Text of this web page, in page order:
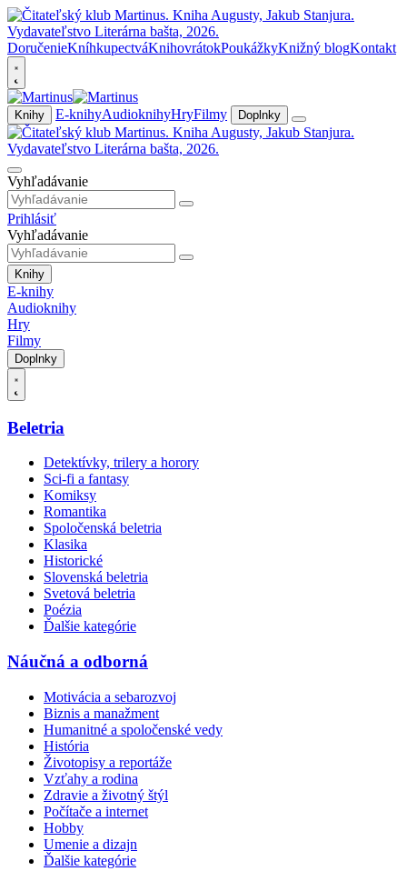
DoručenieKníhkupectváKnihovrátokPoukážkyKnižný blogKontakt
Knihy E-knihyAudioknihyHryFilmy Doplnky
Vyhľadávanie
Prihlásiť
Vyhľadávanie
Knihy
E-knihy
Audioknihy
Hry
Filmy
Doplnky
Beletria
Detektívky, trilery a horory
Sci-fi a fantasy
Komiksy
Romantika
Spoločenská beletria
Klasika
Historické
Slovenská beletria
Svetová beletria
Poézia
Ďalšie kategórie
Náučná a odborná
Motivácia a sebarozvoj
Biznis a manažment
Humanitné a spoločenské vedy
História
Životopisy a reportáže
Vzťahy a rodina
Zdravie a životný štýl
Počítače a internet
Hobby
Umenie a dizajn
Ďalšie kategórie